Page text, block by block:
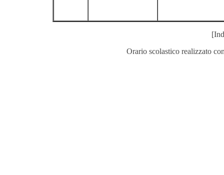
Orario scolastico realizzato